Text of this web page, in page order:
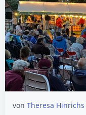
von Theresa Hinrichs